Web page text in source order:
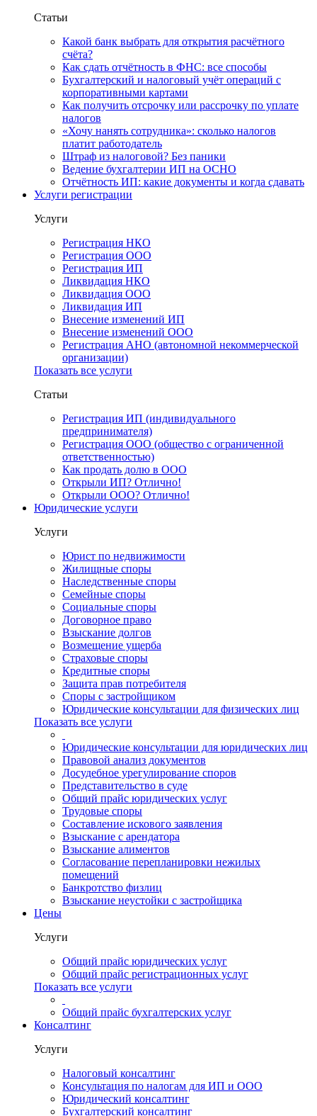
Статьи
Какой банк выбрать для открытия расчётного
счёта?
Как сдать отчётность в ФНС: все способы
Бухгалтерский и налоговый учёт операций с
корпоративными картами
Как получить отсрочку или рассрочку по уплате
налогов
«Хочу нанять сотрудника»: сколько налогов
платит работодатель
Штраф из налоговой? Без паники
Ведение бухгалтерии ИП на ОСНО
Отчётность ИП: какие документы и когда сдавать
Услуги регистрации
Услуги
Регистрация НКО
Регистрация ООО
Регистрация ИП
Ликвидация НКО
Ликвидация ООО
Ликвидация ИП
Внесение изменений ИП
Внесение изменений ООО
Регистрация АНО (автономной некоммерческой
организации)
Показать все услуги
Статьи
Регистрация ИП (индивидуального
предпринимателя)
Регистрация ООО (общество с ограниченной
ответственностью)
Как продать долю в ООО
Открыли ИП? Отлично!
Открыли ООО? Отлично!
Юридические услуги
Услуги
Юрист по недвижимости
Жилищные споры
Наследственные споры
Семейные споры
Социальные споры
Договорное право
Взыскание долгов
Возмещение ущерба
Страховые споры
Кредитные споры
Защита прав потребителя
Споры с застройщиком
Юридические консультации для физических лиц
Показать все услуги
Юридические консультации для юридических лиц
Правовой анализ документов
Досудебное урегулирование споров
Представительство в суде
Общий прайс юридических услуг
Трудовые споры
Составление искового заявления
Взыскание с арендатора
Взыскание алиментов
Cогласование перепланировки нежилых
помещений
Банкротство физлиц
Взыскание неустойки с застройщика
Цены
Услуги
Общий прайс юридических услуг
Общий прайс регистрационных услуг
Показать все услуги
Общий прайс бухгалтерских услуг
Консалтинг
Услуги
Налоговый консалтинг
Консультация по налогам для ИП и ООО
Юридический консалтинг
Бухгалтерский консалтинг